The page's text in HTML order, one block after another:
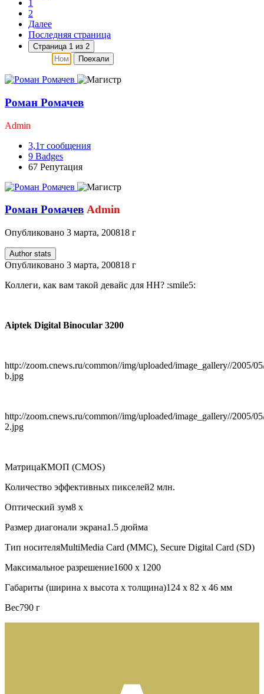
1
2
Далее
Последняя страница
Страница 1 из 2
Поехали
Роман Ромачев
Admin
3,1т сообщения
9 Badges
67 Репутация
Роман Ромачев Admin
Опубликовано 3 марта, 200818 г
Author stats
Опубликовано 3 марта, 200818 г
Коллеги, как вам такой девайс для НН? :smile5:
Aiptek Digital Binocular 3200
http://zoom.cnews.ru/common//img/uploaded/image_gallery//2005/
b.jpg
http://zoom.cnews.ru/common//img/uploaded/image_gallery//2005/
2.jpg
МатрицаКМОП (CMOS)
Количество эффективных пикселей2 млн.
Оптический зум8 x
Размер диагонали экрана1.5 дюйма
Тип носителяMultiMedia Card (MMC), Secure Digital Card (SD)
Максимальное разрешение1600 х 1200
Габариты (ширина х высота х толщина)124 x 82 x 46 мм
Вес790 г